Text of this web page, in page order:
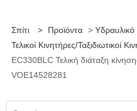
Σπίτι > Προϊόντα >
Τελικοί Κινητήρες/ταξιδιωτικοί
EC330BLC Τελική διάταξη
VOE14528281